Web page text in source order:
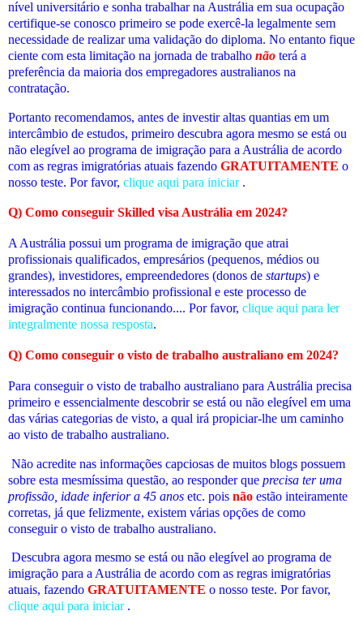
nível universitário e sonha trabalhar na Austrália em sua ocupação
certifique-se conosco primeiro se pode exercê-la legalmente sem
necessidade de realizar uma validação do diploma. No entanto fique
ciente com esta limitação na jornada de trabalho não terá a
preferência da maioria dos empregadores australianos na
contratação.
Portanto recomendamos, antes de investir altas quantias em um
intercâmbio de estudos, primeiro descubra agora mesmo se está ou
não elegível ao programa de imigração para a Austrália de acordo
com as regras imigratórias atuais fazendo GRATUITAMENTE o
nosso teste. Por favor, clique aqui para iniciar .
Q) Como conseguir Skilled visa Austrália em 2024?
A Austrália possui um programa de imigração que atrai
profissionais qualificados, empresários (pequenos, médios ou
grandes), investidores, empreendedores (donos de startups) e
interessados no intercâmbio profissional e este processo de
imigração continua funcionando.... Por favor, clique aqui para ler
integralmente nossa resposta.
Q) Como conseguir o visto de trabalho australiano em 2024?
Para conseguir o visto de trabalho australiano para Austrália precisa
primeiro e essencialmente descobrir se está ou não elegível em uma
das várias categorias de visto, a qual irá propiciar-lhe um caminho
ao visto de trabalho australiano.
Não acredite nas informações capciosas de muitos blogs possuem
sobre esta mesmíssima questão, ao responder que precisa ter uma
profissão, idade inferior a 45 anos etc. pois não estão inteiramente
corretas, já que felizmente, existem várias opções de como
conseguir o visto de trabalho australiano.
Descubra agora mesmo se está ou não elegível ao programa de
imigração para a Austrália de acordo com as regras imigratórias
atuais, fazendo GRATUITAMENTE o nosso teste. Por favor,
clique aqui para iniciar .